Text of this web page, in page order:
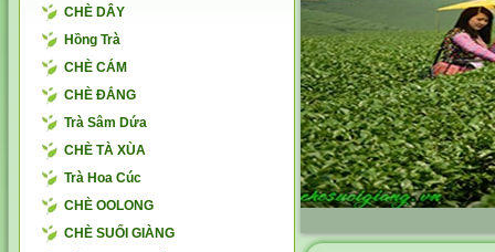
CHÈ DÂY
Hồng Trà
CHÈ CÁM
CHÈ ĐẮNG
Trà Sâm Dứa
CHÈ TÀ XÙA
Trà Hoa Cúc
CHÈ OOLONG
CHÈ SUỐI GIÀNG